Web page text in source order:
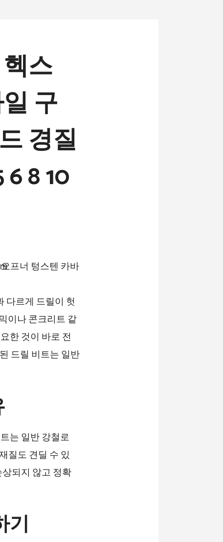
스
구
경질
8 10
다르게 드릴이 헛
이나 콘크리트 같
한 것이 바로 전
드릴 비트는 일반
는 일반 강철로
질도 견딜 수 있
되지 않고 정확
기